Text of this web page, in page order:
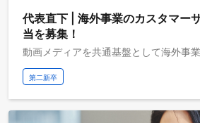
代表直下 | 海外事業のカスタマー
当を募集！
第二新卒